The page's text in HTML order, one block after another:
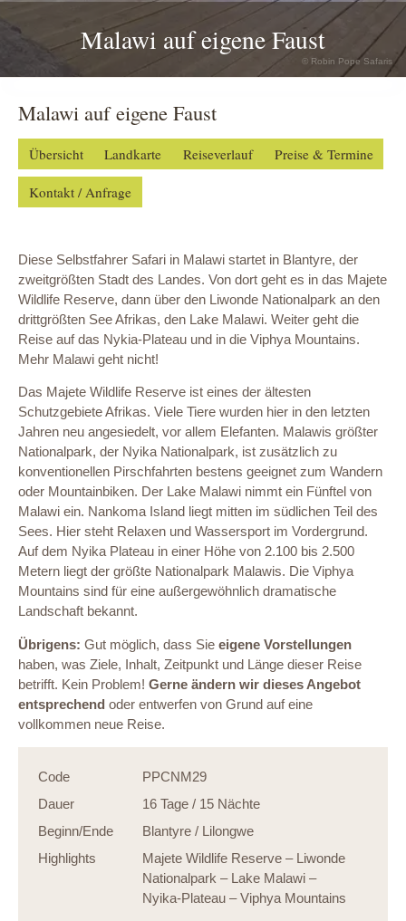
Malawi auf eigene Faust
© Robin Pope Safaris
Malawi auf eigene Faust
Übersicht Landkarte Reiseverlauf Preise & Termine
Kontakt / Anfrage
Diese Selbstfahrer Safari in Malawi startet in Blantyre, der
zweitgrößten Stadt des Landes. Von dort geht es in das Majete
Wildlife Reserve, dann über den Liwonde Nationalpark an den
drittgrößten See Afrikas, den Lake Malawi. Weiter geht die
Reise auf das Nykia-Plateau und in die Viphya Mountains.
Mehr Malawi geht nicht!
Das Majete Wildlife Reserve ist eines der ältesten
Schutzgebiete Afrikas. Viele Tiere wurden hier in den letzten
Jahren neu angesiedelt, vor allem Elefanten. Malawis größter
Nationalpark, der Nyika Nationalpark, ist zusätzlich zu
konventionellen Pirschfahrten bestens geeignet zum Wandern
oder Mountainbiken. Der Lake Malawi nimmt ein Fünftel von
Malawi ein. Nankoma Island liegt mitten im südlichen Teil des
Sees. Hier steht Relaxen und Wassersport im Vordergrund.
Auf dem Nyika Plateau in einer Höhe von 2.100 bis 2.500
Metern liegt der größte Nationalpark Malawis. Die Viphya
Mountains sind für eine außergewöhnlich dramatische
Landschaft bekannt.
Übrigens: Gut möglich, dass Sie eigene Vorstellungen
haben, was Ziele, Inhalt, Zeitpunkt und Länge dieser Reise
betrifft. Kein Problem! Gerne ändern wir dieses Angebot
entsprechend oder entwerfen von Grund auf eine
vollkommen neue Reise.
Code
PPCNM29
Dauer
16 Tage / 15 Nächte
Beginn/Ende
Blantyre / Lilongwe
Highlights
Majete Wildlife Reserve – Liwonde
Nationalpark – Lake Malawi –
Nyika-Plateau – Viphya Mountains